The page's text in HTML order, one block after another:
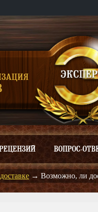
ВОПРОС-
→ Возможно, ли